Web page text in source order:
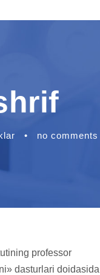
• no comments
professor
dasturlari doidasida